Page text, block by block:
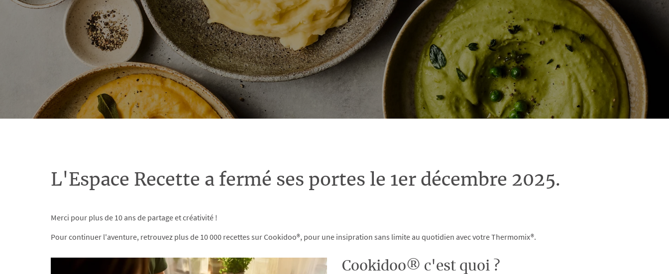
L'Espace Recette a fermé ses portes le 1er décembre 2025.
Merci pour plus de 10 ans de partage et créativité !
Pour continuer l'aventure, retrouvez plus de 10 000 recettes sur Cookidoo®, pour une insipration sans limite au quotidien avec votre Thermomix®.
Cookidoo® c'est quoi ?